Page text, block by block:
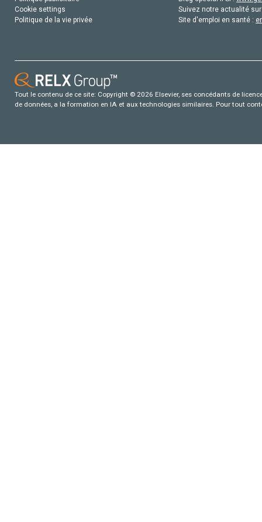
Cookie settings
Politique de la vie privée
Suivez notre actualité
Site d'emploi en santé :
Tout le contenu de ce site: Copyright © 2026 Elsevier, ses concédants de
de données, a la formation en IA et aux technologies similaires. Pour tout